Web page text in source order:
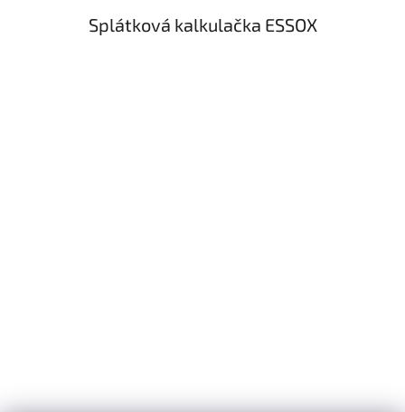
Splátková kalkulačka ESSOX